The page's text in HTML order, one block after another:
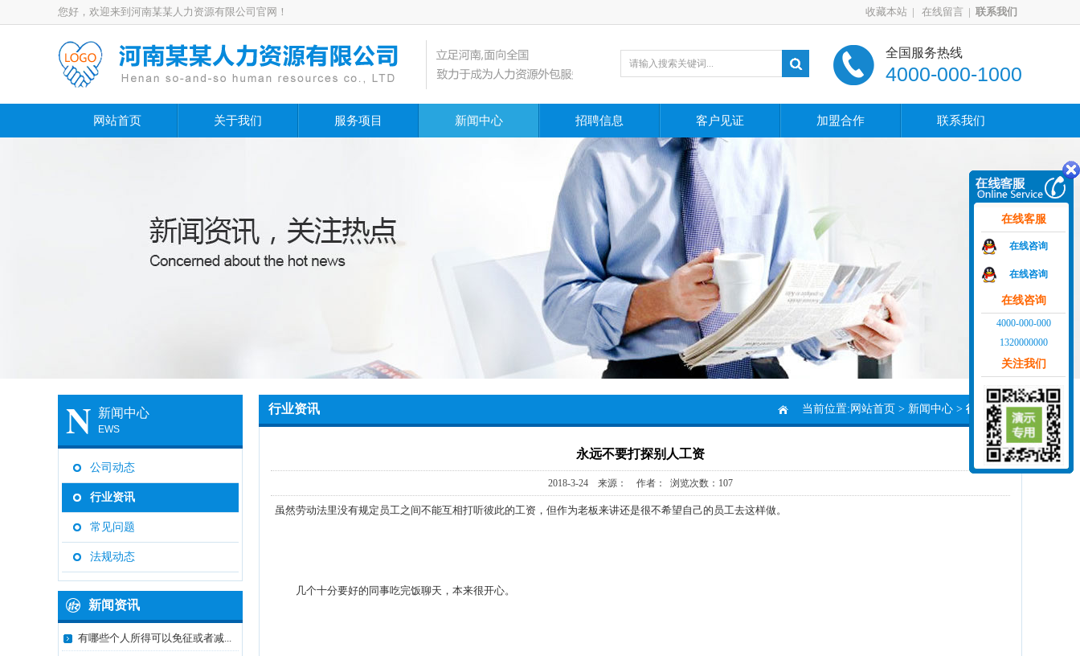
您好，欢迎来到河南某某人力资源有限公司官网！ 收藏本站 | 在线留言 | 联系我们
全国服务热线
4000-000-1000
网站首页 关于我们 服务项目 新闻中心 招聘信息 客户见证 加盟合作 联系我们
N 新闻中心
EWS
公司动态
行业资讯
常见问题
法规动态
新闻资讯
有哪些个人所得可以免征或者减...
行业资讯 当前位置: 网站首页 > 新闻中心 > 行业资讯
永远不要打探别人工资
2018-3-24 来源： 作者： 浏览次数：107
虽然劳动法里没有规定员工之间不能互相打听彼此的工资，但作为老板来讲还是很不希望自己的员工去这样做。
几个十分要好的同事吃完饭聊天，本来很开心。
在线客服
在线咨询
在线咨询
在线咨询
4000-000-000
1320000000
关注我们